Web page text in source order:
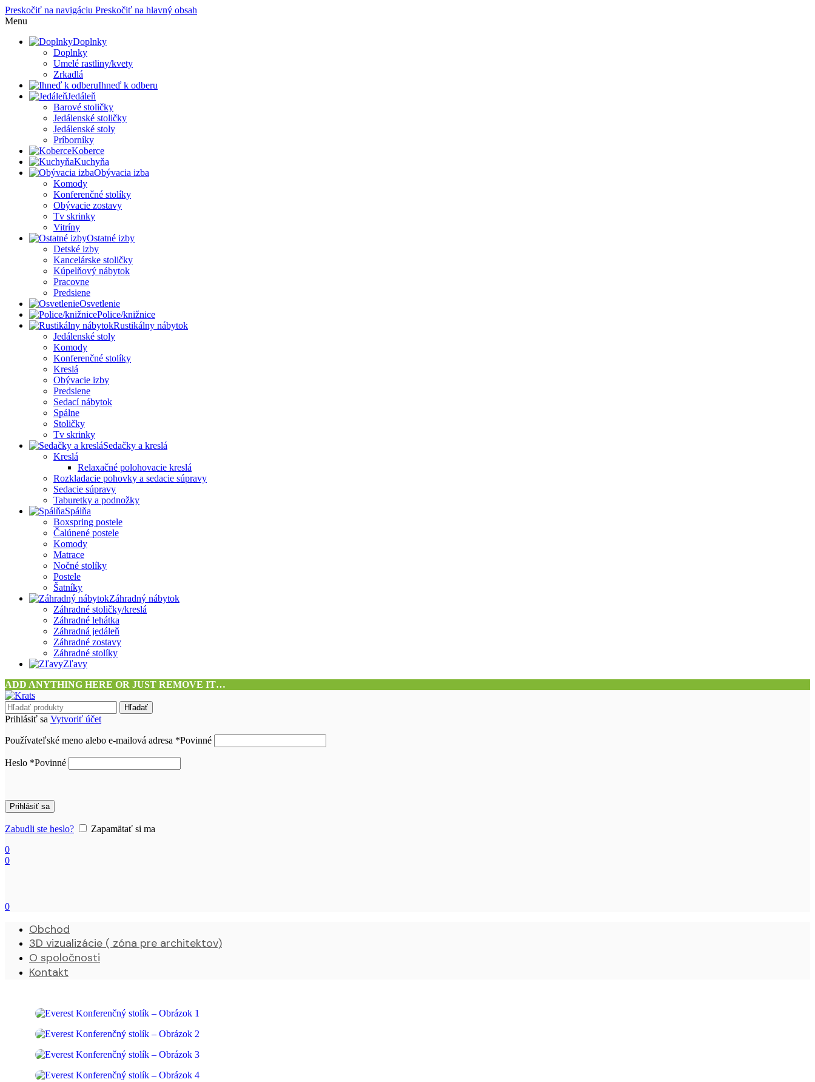
Preskočiť na navigáciu Preskočiť na hlavný obsah
Menu
Doplnky
Doplnky
Umelé rastliny/kvety
Zrkadlá
Ihneď k odberu
Jedáleň
Barové stoličky
Jedálenské stoličky
Jedálenské stoly
Príborníky
Koberce
Kuchyňa
Obývacia izba
Komody
Konferenčné stolíky
Obývacie zostavy
Tv skrinky
Vitríny
Ostatné izby
Detské izby
Kancelárske stoličky
Kúpelňový nábytok
Pracovne
Predsiene
Osvetlenie
Police/knižnice
Rustikálny nábytok
Jedálenské stoly
Komody
Konferenčné stolíky
Kreslá
Obývacie izby
Predsiene
Sedací nábytok
Spálne
Stoličky
Tv skrinky
Sedačky a kreslá
Kreslá
Relaxačné polohovacie kreslá
Rozkladacie pohovky a sedacie súpravy
Sedacie súpravy
Taburetky a podnožky
Spálňa
Boxspring postele
Čalúnené postele
Komody
Matrace
Nočné stolíky
Postele
Šatníky
Záhradný nábytok
Záhradné stoličky/kreslá
Záhradné lehátka
Záhradná jedáleň
Záhradné zostavy
Záhradné stolíky
Zľavy
ADD ANYTHING HERE OR JUST REMOVE IT…
Hľadať
Prihlásiť sa Vytvoriť účet
Používateľské meno alebo e-mailová adresa *Povinné
Heslo *Povinné
Prihlásiť sa
Zabudli ste heslo?
Zapamätať si ma
0
0
0
Obchod
3D vizualizácie ( zóna pre architektov)
O spoločnosti
Kontakt